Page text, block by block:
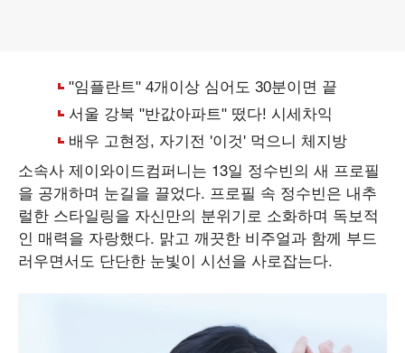
소속사 제이와이드컴퍼니는 13일 정수빈의 새 프로필
을 공개하며 눈길을 끌었다. 프로필 속 정수빈은 내추
럴한 스타일링을 자신만의 분위기로 소화하며 독보적
인 매력을 자랑했다. 맑고 깨끗한 비주얼과 함께 부드
러우면서도 단단한 눈빛이 시선을 사로잡는다.